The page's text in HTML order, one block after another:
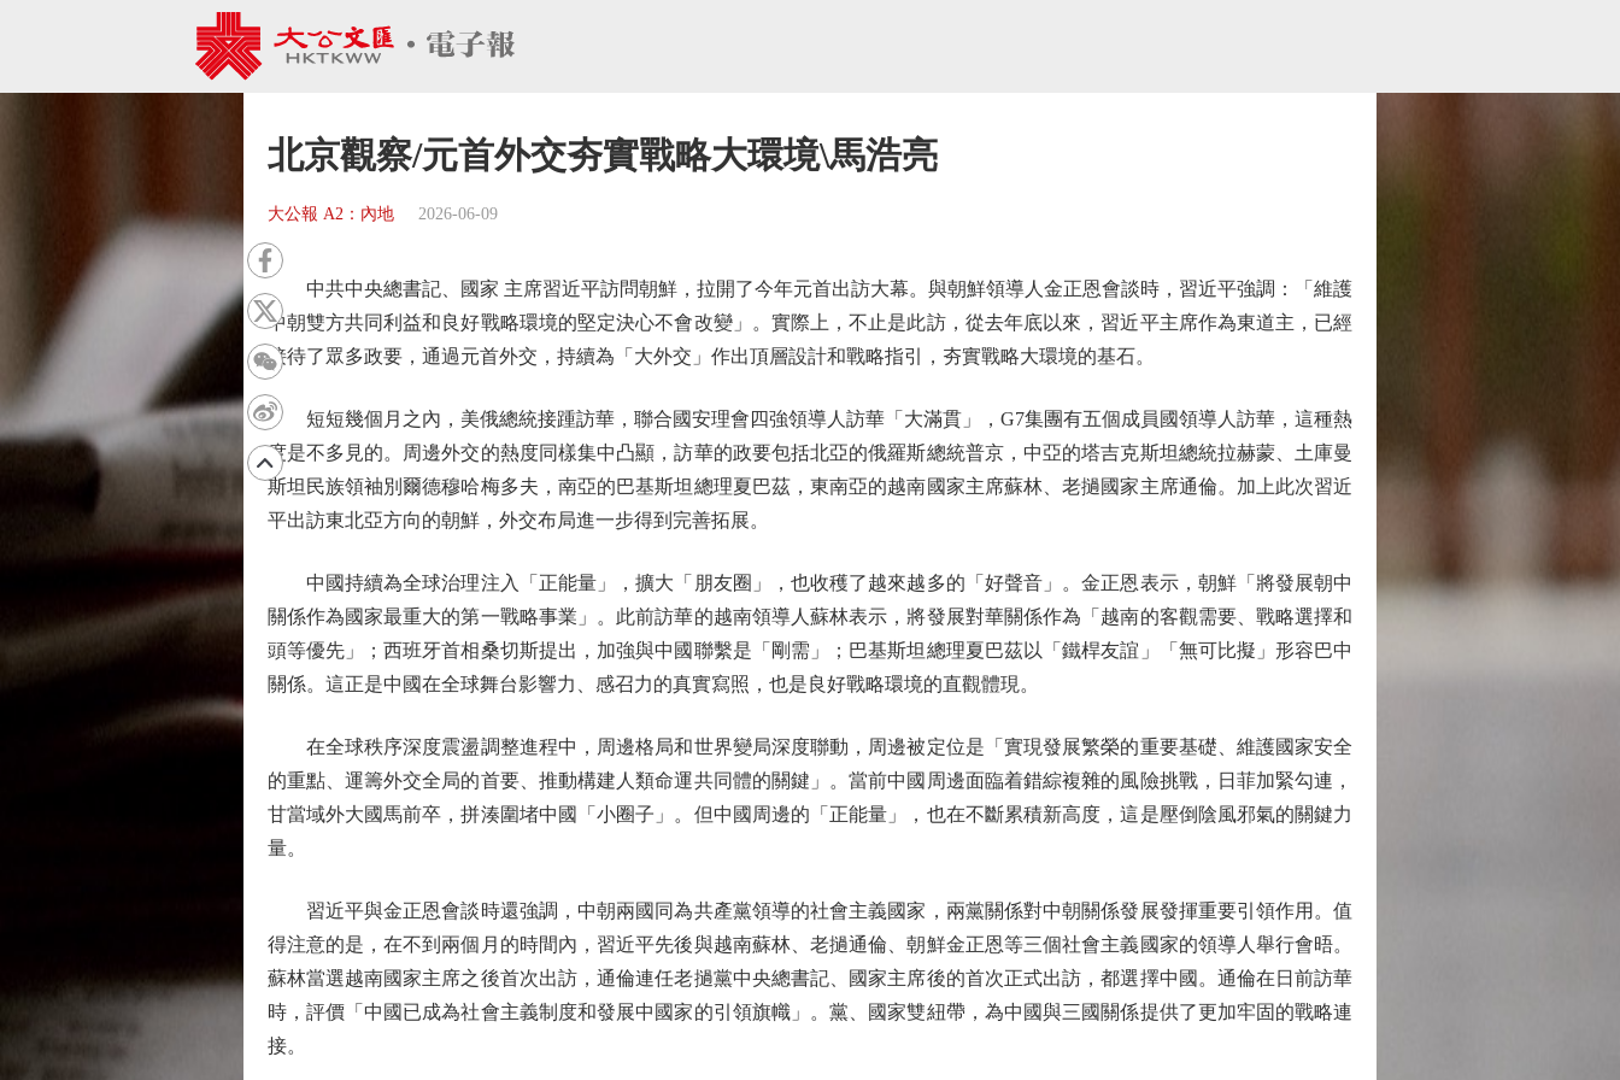
北京觀察/元首外交夯實戰略大環境\馬浩亮
大公報 A2：內地 2026-06-09
中共中央總書記、國家 主席習近平訪問朝鮮，拉開了今年元首出訪大幕。與朝鮮領導人金正恩會談時，習近平強調：「維護
中朝雙方共同利益和良好戰略環境的堅定決心不會改變」。實際上，不止是此訪，從去年底以來，習近平主席作為東道主，已經
接待了眾多政要，通過元首外交，持續為「大外交」作出頂層設計和戰略指引，夯實戰略大環境的基石。
短短幾個月之內，美俄總統接踵訪華，聯合國安理會四強領導人訪華「大滿貫」，G7集團有五個成員國領導人訪華，這種熱
度是不多見的。周邊外交的熱度同樣集中凸顯，訪華的政要包括北亞的俄羅斯總統普京，中亞的塔吉克斯坦總統拉赫蒙、土庫曼
斯坦民族領袖別爾德穆哈梅多夫，南亞的巴基斯坦總理夏巴茲，東南亞的越南國家主席蘇林、老撾國家主席通倫。加上此次習近
平出訪東北亞方向的朝鮮，外交布局進一步得到完善拓展。
中國持續為全球治理注入「正能量」，擴大「朋友圈」，也收穫了越來越多的「好聲音」。金正恩表示，朝鮮「將發展朝中
關係作為國家最重大的第一戰略事業」。此前訪華的越南領導人蘇林表示，將發展對華關係作為「越南的客觀需要、戰略選擇和
頭等優先」；西班牙首相桑切斯提出，加強與中國聯繫是「剛需」；巴基斯坦總理夏巴茲以「鐵桿友誼」「無可比擬」形容巴中
關係。這正是中國在全球舞台影響力、感召力的真實寫照，也是良好戰略環境的直觀體現。
在全球秩序深度震盪調整進程中，周邊格局和世界變局深度聯動，周邊被定位是「實現發展繁榮的重要基礎、維護國家安全
的重點、運籌外交全局的首要、推動構建人類命運共同體的關鍵」。當前中國周邊面臨着錯綜複雜的風險挑戰，日菲加緊勾連，
甘當域外大國馬前卒，拼湊圍堵中國「小圈子」。但中國周邊的「正能量」，也在不斷累積新高度，這是壓倒陰風邪氣的關鍵力
量。
習近平與金正恩會談時還強調，中朝兩國同為共產黨領導的社會主義國家，兩黨關係對中朝關係發展發揮重要引領作用。值
得注意的是，在不到兩個月的時間內，習近平先後與越南蘇林、老撾通倫、朝鮮金正恩等三個社會主義國家的領導人舉行會晤。
蘇林當選越南國家主席之後首次出訪，通倫連任老撾黨中央總書記、國家主席後的首次正式出訪，都選擇中國。通倫在日前訪華
時，評價「中國已成為社會主義制度和發展中國家的引領旗幟」。黨、國家雙紐帶，為中國與三國關係提供了更加牢固的戰略連
接。